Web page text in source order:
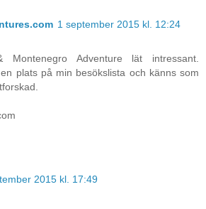
1 september 2015 kl. 12:24
Montenegro Adventure lät intressant.
plats på min besökslista och känns som
2015 kl. 17:49